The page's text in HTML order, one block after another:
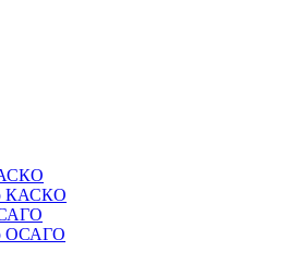
КАСКО
ОСАГО